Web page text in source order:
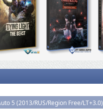
5 (2013/RUS/Region Free/LT+3.0)